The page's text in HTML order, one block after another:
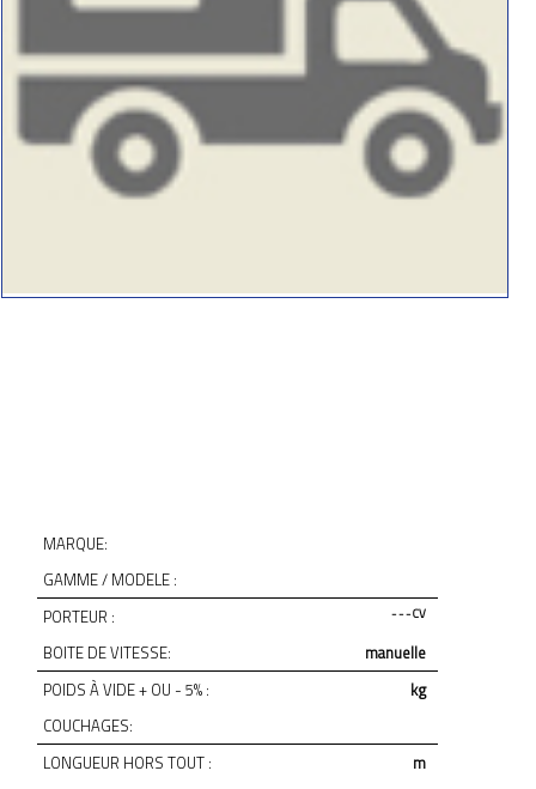
MARQUE:
GAMME / MODELE :
PORTEUR :
- - - CV
BOITE DE VITESSE:
manuelle
POIDS À VIDE + OU - 5% :
kg
COUCHAGES:
LONGUEUR HORS TOUT :
m